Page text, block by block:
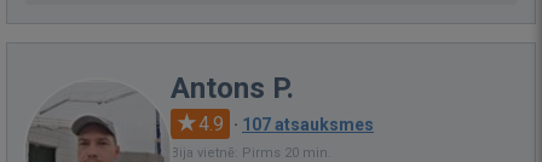
Antons P.
4.9 · 107 atsauksmes
Bija vietnē: Pirms 20 min.